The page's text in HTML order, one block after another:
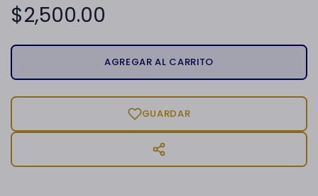
$2,500.00
AGREGAR AL CARRITO
GUARDAR